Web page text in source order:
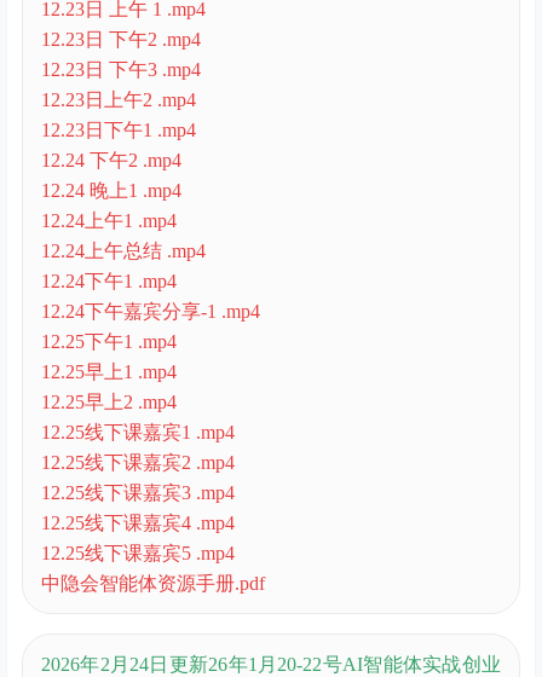
12.23日 上午 1 .mp4
12.23日 下午2 .mp4
12.23日 下午3 .mp4
12.23日上午2 .mp4
12.23日下午1 .mp4
12.24 下午2 .mp4
12.24 晚上1 .mp4
12.24上午1 .mp4
12.24上午总结 .mp4
12.24下午1 .mp4
12.24下午嘉宾分享-1 .mp4
12.25下午1 .mp4
12.25早上1 .mp4
12.25早上2 .mp4
12.25线下课嘉宾1 .mp4
12.25线下课嘉宾2 .mp4
12.25线下课嘉宾3 .mp4
12.25线下课嘉宾4 .mp4
12.25线下课嘉宾5 .mp4
中隐会智能体资源手册.pdf
2026年2月24日更新26年1月20-22号AI智能体实战创业